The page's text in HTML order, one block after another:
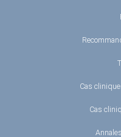
Cas
Cas